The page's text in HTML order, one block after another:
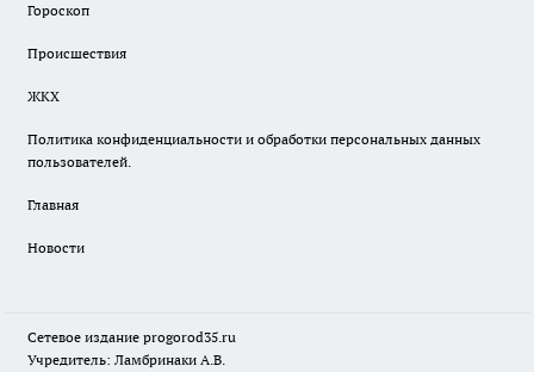
Гороскоп
Происшествия
ЖКХ
Политика конфиденциальности и обработки персональных данных
пользователей.
Главная
Новости
Сетевое издание progorod35.ru
Учредитель: Ламбринаки А.В.